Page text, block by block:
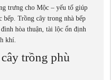
trưng cho Mộc – yếu tố giúp
Trồng cây trong nhà bếp
hòa thuận, tài lộc ổn định
khí.
trồng phù